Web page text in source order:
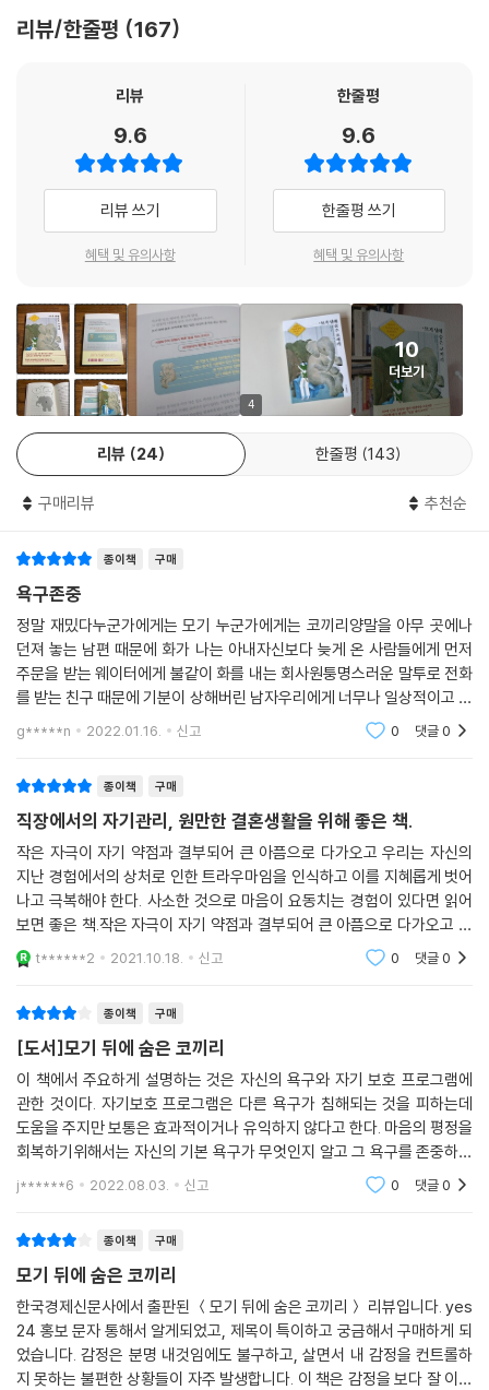
원인은 과거 어딘가에 존재하며, 대부분 기억 속에서 거의 잊힌 경험의 층
구를 처리할 때 경험한 부정적 경험’에서 생겨난다. 즉 인간이 추구하는 ‘견
고한 유대관계, 인정과 존중, 동등한 대우와 공평함, 에로틱과 육체적 사
랑, 안전, 호기심’ 같은 기본욕구가 충족되지 않았거나 좌절되었을 때 이것
이 흔적으로 남아 사소한 일에 반복적으로 분노가 되는 것이다. 그렇기 때
문에 모기 뒤에 숨은 코끼리를 찾는 일은 나의 흔적을 찾는 일이기도 하다.
자기방어의 원인을 찾고 견고한 마음의 힘을 찾는 길
마음의 평정을 찾아주는 자아 성찰과 자기 훈련
저자는 모기의 침 뒤에 어떤 이야기가 숨어 있는지 심리학적으로 분석하는
동시에 어떻게 하면 우리가 스스로의 내면과 마주볼 수 있는지 방안을 제
시한다. 어린 시절에 느꼈던 모욕감이나 좌절감 그리고 억눌린 감정을 찾
아내서 이해하고 화해해야 나 자신은 물론이고 다른 사람을 더 깊이 이해
다양한 통로를 제시한다. 다양한 상황에서 느끼는 감정을 스스로 측정하고
떤 자기보호 프로그램을 작동시키는지 분석해보기를 권한다. 또한 문제 상
황이나 유리한 상황 아래에서 자기와 타인에 대한 이미지를 양극성 프로파
일표로 작성해서 자신의 코끼리에 대한 생각을 완성시킬 수 있도록 돕는
다.
다양한 통로로 마음속의 고난을 인식한 뒤에는 마음의 평정을 찾기 위한
성찰과 훈련이 이어진다. 모기를 코끼리로 만드는 약점을 발견하는 것이
에 대한 편협한 이미지를 수정하도록 돕는 것이다. 이는 곧 마음의 안정과
평안을 위한 자가 치료법이기도 하다.
일곱 마리 코끼리를 내 편으로 만드는 방법
자신의 내면을 들여다보아야 진짜 나를 만날 수 있다
하니슈 박사는 사소하다고 생각하는 일로 평정심을 잃는 상황에서 ‘우리에
한 과거의 유물을 발견하는 과정은 쉽지 않다. 하지만 이 과거의 유물, 즉
코끼리를 찾아가는 여정은 잊으려고 애쓴 자신의 훼손된 한 조각을 찾아가
는 일이다. 따라서 ‘우리에게 정말로 무엇이 필요한가’라는 저자의 질문에
대한 우리의 대답은 ‘상처 입은 기억을 마음속에서 불러일으키는 일’이 되
어야 한다.
저자는 잘못된 자기보호 프로그램을 수정하고 내면의 평정을 되찾는 과정
을 자세히 보여줌으로써, 우리는 스스로의 약점에 매달릴 필요가 없으며,
끼리로 만드는 일을 막는 방법을 배울 수 있다. 결국 저자가 우리에게 하고
싶은 말은 자신의 에너지를 자신이 진짜 원하는 곳에 적절히 분배하여 쓰
라는 것이다. 다른 사람의 눈치를 보느라, 평판을 걱정하느라, 사람들에게
사랑받으려는 지상 목표를 위해 자신을 버려둔 채 살아가는 삶이 아니라,
자신의 진짜 욕구를 찾고 그것을 자신의 삶에 적용시켜 실현하며 사는 것,
그것이 저자가 우리에게 보여주고 싶은 길이자 이 긴 여정의 끝에 우리가
리뷰/한줄평 167
리뷰
9.6
리뷰 쓰기
혜택 및 유의사항
한줄평
9.6
한줄평 쓰기
혜택 및 유의사항
4
10
더보기
리뷰 24 한줄평 143
구매리뷰 추천순
종이책 구매
욕구존중
정말 재밌다누군가에게는 모기 누군가에게는 코끼리양말을 아무 곳에나
던져 놓는 남편 때문에 화가 나는 아내자신보다 늦게 온 사람들에게 먼저
주문을 받는 웨이터에게 불같이 화를 내는 회사원퉁명스러운 말투로 전화
를 받는 친구 때문에 기분이 상해버린 남자우리에게 너무나 일상적이고 익
숙한 감정이다이렇게 문득문득 몰려오는 불쾌한 기분을 떨쳐버리려 애쓰
지 말고 그 안에 감춰
g*****n 2022.01.16. 신고 0 댓글0
종이책 구매
직장에서의 자기관리, 원만한 결혼생활을 위해 좋은 책.
작은 자극이 자기 약점과 결부되어 큰 아픔으로 다가오고 우리는 자신의
지난 경험에서의 상처로 인한 트라우마임을 인식하고 이를 지혜롭게 벗어
나고 극복해야 한다. 사소한 것으로 마음이 요동치는 경험이 있다면 읽어
보면 좋은 책.작은 자극이 자기 약점과 결부되어 큰 아픔으로 다가오고 우
리는 자신의 지난 경험에서의 상처로 인한 트라우마임을 인식하고 이를 지
혜롭게 벗어나고 극
t******2 2021.10.18. 신고 0 댓글0
종이책 구매
[도서]모기 뒤에 숨은 코끼리
이 책에서 주요하게 설명하는 것은 자신의 욕구와 자기 보호 프로그램에
관한 것이다. 자기보호 프로그램은 다른 욕구가 침해되는 것을 피하는데
도움을 주지만 보통은 효과적이거나 유익하지 않다고 한다. 마음의 평정을
회복하기위해서는 자신의 기본 욕구가 무엇인지 알고 그 욕구를 존중하기
위해 적절한 전략을 전개해야 한다고 말한다. 자신의 기본 욕구를 찾는 것
이 얼마나 어려운
j******6 2022.08.03. 신고 0 댓글0
종이책 구매
모기 뒤에 숨은 코끼리
한국경제신문사에서 출판된 ＜모기 뒤에 숨은 코끼리＞ 리뷰입니다. yes
24 홍보 문자 통해서 알게되었고, 제목이 특이하고 궁금해서 구매하게 되
었습니다. 감정은 분명 내것임에도 불구하고, 살면서 내 감정을 컨트롤하
지 못하는 불편한 상황들이 자주 발생합니다. 이 책은 감정을 보다 잘 이해